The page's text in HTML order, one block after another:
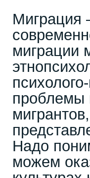
Миграция
миграции
проблемы
Надо
можем